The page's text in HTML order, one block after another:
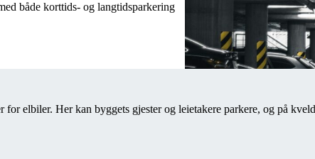
både korttids- og langtidsparkering
for elbiler. Her kan byggets gjester og leietakere parkere, og på